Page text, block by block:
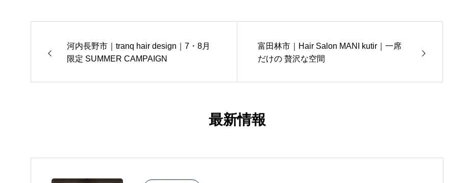
河内長野市｜tranq hair design｜7・8月
限定 SUMMER CAMPAIGN
富田林市｜Hair Salon MANI kutir｜一席
だけの 贅沢な空間
最新情報